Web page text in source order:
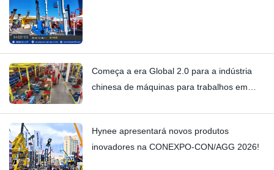
Começa a era Global 2.0 para a indústria
chinesa de máquinas para trabalhos em
Hynee apresentará novos produtos
inovadores na CONEXPO-CON/AGG 2026!